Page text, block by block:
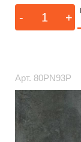
- +
Арт. 80PN93P